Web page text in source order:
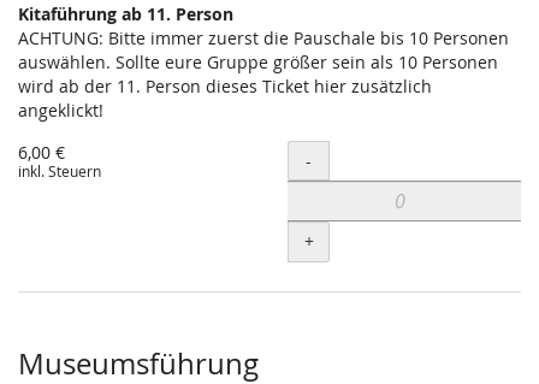
Kitaführung ab 11. Person
ACHTUNG: Bitte immer zuerst die Pauschale bis 10 Personen
auswählen. Sollte eure Gruppe größer sein als 10 Personen
wird ab der 11. Person dieses Ticket hier zusätzlich
angeklickt!
6,00 €
inkl. Steuern Menge
-
+
Museumsführung